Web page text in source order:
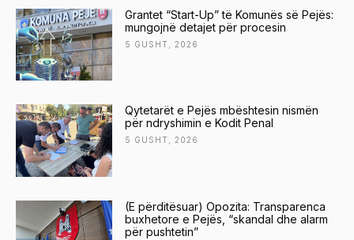
Grantet “Start-Up” të Komunës së Pejës:
mungojnë detajet për procesin
5 GUSHT, 2026
Qytetarët e Pejës mbështesin nismën
për ndryshimin e Kodit Penal
5 GUSHT, 2026
(E përditësuar) Opozita: Transparenca
buxhetore e Pejës, “skandal dhe alarm
për pushtetin”